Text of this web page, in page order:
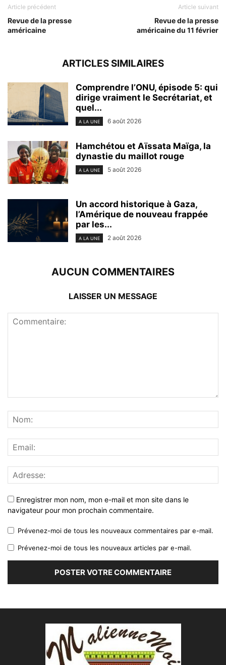
Article précédent
Revue de la presse
américaine
Article suivant
Revue de la presse
américaine du 11 février
ARTICLES SIMILAIRES
Comprendre l’ONU, épisode 5: qui
dirige vraiment le Secrétariat, et
quel...
A LA UNE 6 août 2026
Hamchétou et Aïssata Maïga, la
dynastie du maillot rouge
A LA UNE 5 août 2026
Un accord historique à Gaza,
l’Amérique de nouveau frappée
par les...
A LA UNE 2 août 2026
AUCUN COMMENTAIRES
LAISSER UN MESSAGE
Enregistrer mon nom, mon e-mail et mon site dans le
navigateur pour mon prochain commentaire.
Prévenez-moi de tous les nouveaux commentaires par e-mail.
Prévenez-moi de tous les nouveaux articles par e-mail.